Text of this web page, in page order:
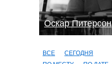
Оскар Питерсон
ВСЕ
СЕГОДНЯ